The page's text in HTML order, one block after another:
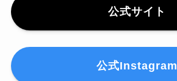
公式サイト
公式Instagram